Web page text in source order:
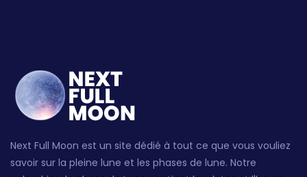
Next Full Moon est un site dédié à tout ce que vous vouliez
savoir sur la pleine lune et les phases de lune. Notre